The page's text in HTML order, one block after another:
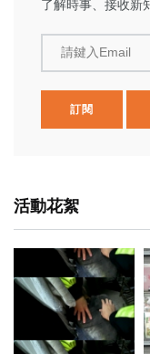
了解時事、接收新
請鍵入Email
訂閱
活動花絮